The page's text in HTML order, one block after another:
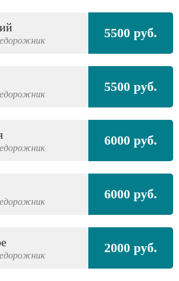
5500 руб.
5500 руб.
6000 руб.
6000 руб.
2000 руб.